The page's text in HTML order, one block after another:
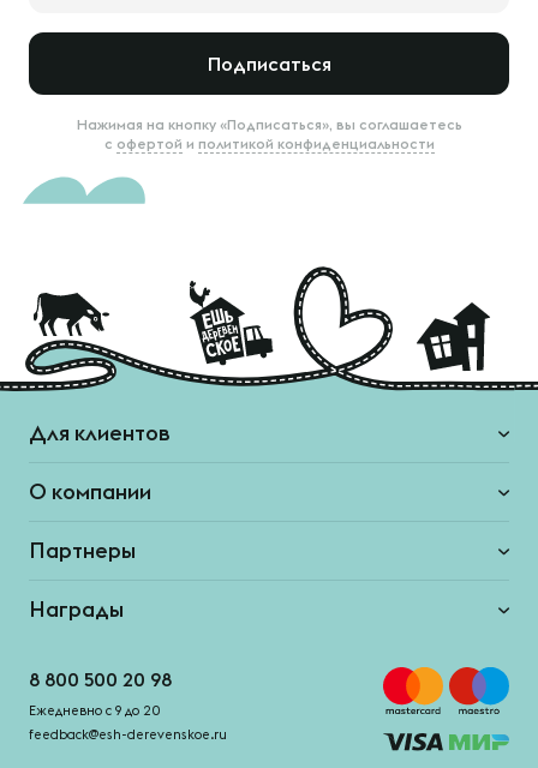
Подписаться
Нажимая на кнопку «Подписаться», вы соглашаетесь
с офертой и политикой конфиденциальности
Для клиентов
О компании
Партнеры
Награды
8 800 500 20 98
Ежедневно с 9 до 20
feedback@esh-derevenskoe.ru